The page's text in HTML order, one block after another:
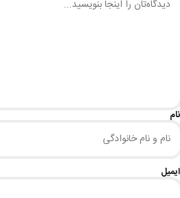
نام
ایمیل